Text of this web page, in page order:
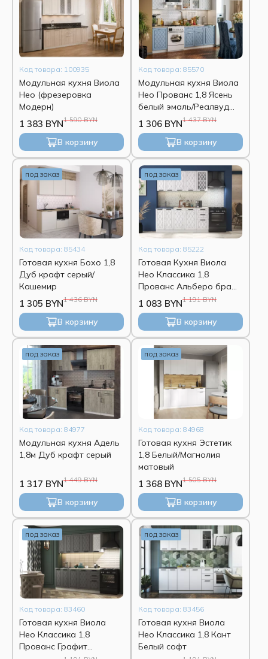
Угловые кухни
Недорогие кухни
Черные кухни
Линейная кухня
Глянцевые кухни
Белая кухня
Современные кухни
Код товара: 100935
Модульная кухня Виола
Нео (фрезеровка
Модерн)
1 590 BYN
1 383 BYN
В корзину
Код товара: 85570
Модульная кухня Виола
Нео Прованс 1,8 Ясень
белый эмаль/Реалвуд
скай
1 437 BYN
1 306 BYN
В корзину
под заказ
Код товара: 85434
Готовая кухня Бохо 1,8
Дуб крафт серый/
Кашемир
1 436 BYN
1 305 BYN
В корзину
под заказ
Код товара: 85222
Готовая Кухня Виола
Нео Классика 1,8
Прованс Альберо браш
серебро
1 191 BYN
1 083 BYN
В корзину
под заказ
Код товара: 84977
Модульная кухня Адель
1,8м Дуб крафт серый
1 449 BYN
1 317 BYN
В корзину
под заказ
Код товара: 84968
Готовая кухня Эстетик
1,8 Белый/Магнолия
матовый
1 505 BYN
1 368 BYN
В корзину
под заказ
Код товара: 83460
Готовая кухня Виола
Нео Классика 1,8
Прованс Графит
под заказ
Код товара: 83456
Готовая кухня Виола
Нео Классика 1,8 Кант
Белый софт